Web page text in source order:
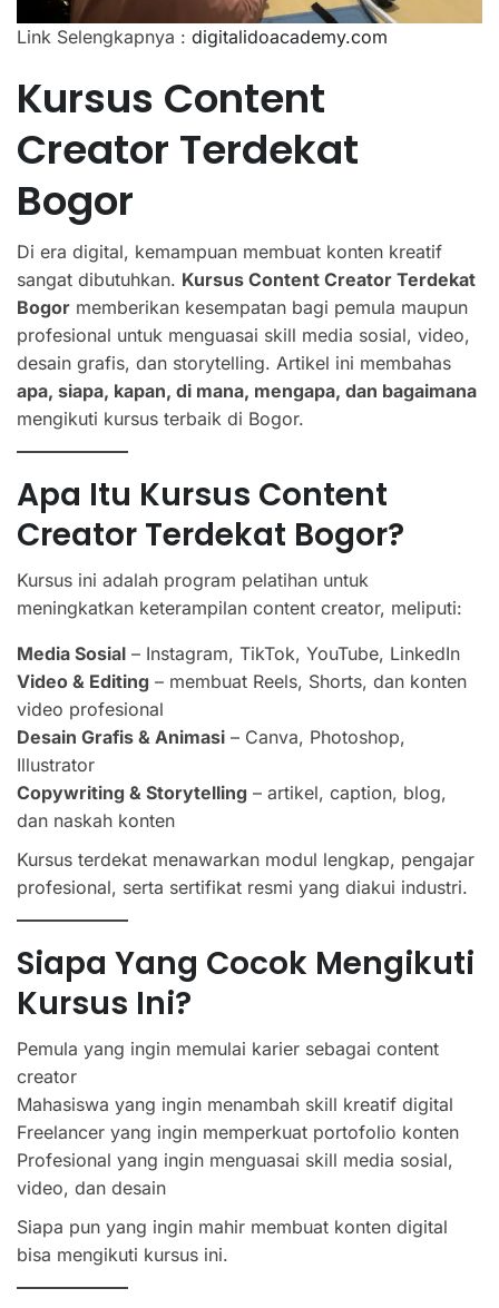
Link Selengkapnya : digitalidoacademy.com
Kursus Content
Creator Terdekat
Bogor
Di era digital, kemampuan membuat konten kreatif
sangat dibutuhkan. Kursus Content Creator Terdekat
Bogor memberikan kesempatan bagi pemula maupun
profesional untuk menguasai skill media sosial, video,
desain grafis, dan storytelling. Artikel ini membahas
apa, siapa, kapan, di mana, mengapa, dan bagaimana
mengikuti kursus terbaik di Bogor.
Apa Itu Kursus Content
Creator Terdekat Bogor?
Kursus ini adalah program pelatihan untuk
meningkatkan keterampilan content creator, meliputi:
Media Sosial – Instagram, TikTok, YouTube, LinkedIn
Video & Editing – membuat Reels, Shorts, dan konten
video profesional
Desain Grafis & Animasi – Canva, Photoshop,
Illustrator
Copywriting & Storytelling – artikel, caption, blog,
dan naskah konten
Kursus terdekat menawarkan modul lengkap, pengajar
profesional, serta sertifikat resmi yang diakui industri.
Siapa Yang Cocok Mengikuti
Kursus Ini?
Pemula yang ingin memulai karier sebagai content
creator
Mahasiswa yang ingin menambah skill kreatif digital
Freelancer yang ingin memperkuat portofolio konten
Profesional yang ingin menguasai skill media sosial,
video, dan desain
Siapa pun yang ingin mahir membuat konten digital
bisa mengikuti kursus ini.